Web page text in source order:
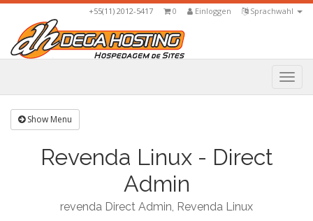
Sprachwahl
Einloggen
0
+55(11) 2012-5417
Show Menu
Revenda Linux - Direct
Admin
revenda Direct Admin, Revenda Linux